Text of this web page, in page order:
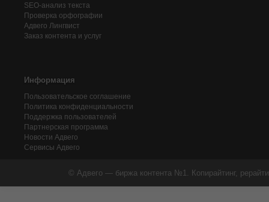
SEO-анализ текста
Проверка орфографии
Адвего Лингвист
Заказ контента и услуг
Информация
Пользовательское соглашение
Политика конфиденциальности
Поддержка пользователей
Партнерская программа
Новости Адвего
Сервисы Адвего
© Адвего — биржа контента №1. Копирайтинг,